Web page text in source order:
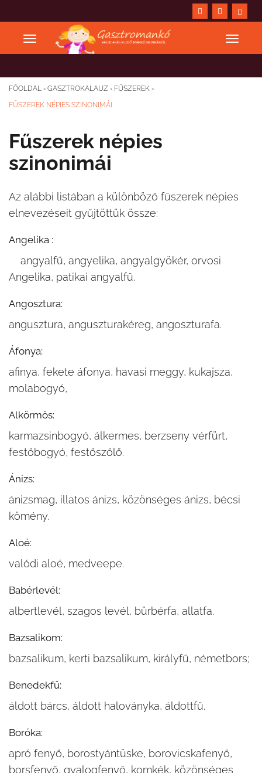
FŐOLDAL › GASZTROKALAUZ › FŰSZEREK ›
FŰSZEREK NÉPIES SZINONIMÁI
Fűszerek népies
szinonimái
Az alábbi listában a különböző fűszerek népies
elnevezéseit gyűjtöttük össze:
Angelika :
angyalfű, angyelika, angyalgyökér, orvosi
Angelika, patikai angyalfű.
Angosztura:
angusztura, anguszturakéreg, angoszturafa.
Áfonya:
afinya, fekete áfonya, havasi meggy, kukajsza,
molabogyó,
Alkörmös:
karmazsinbogyó, álkermes, berzseny vérfürt,
festőbogyó, festőszőlő.
Ánizs:
ánizsmag, illatos ánizs, közönséges ánizs, bécsi
kömény.
Aloé:
valódi aloé, medveepe.
Babérlevél:
albertlevél, szagos levél, bürbérfa, allatfa.
Bazsalikom:
bazsalikum, kerti bazsalikum, királyfű, németbors;
Benedekfű:
áldott bárcs, áldott haloványka, áldottfű.
Boróka:
apró fenyő, borostyántüske, borovicskafenyő,
borsfenyő, gyalogfenyő, komkék, közönséges